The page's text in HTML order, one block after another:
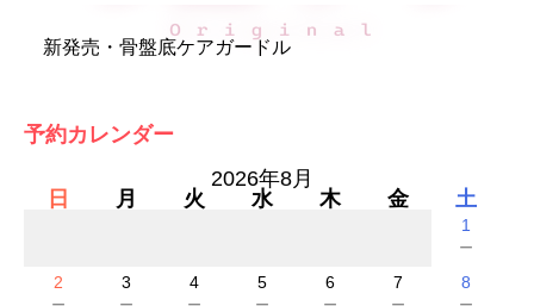
新発売・骨盤底ケアガードル
予約カレンダー
2026年8月
日
月 火 水 木 金 土
1
－
2 3 4 5 6 7 8